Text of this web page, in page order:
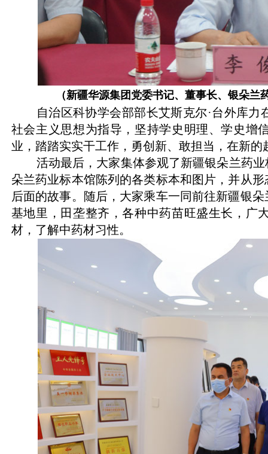
（新疆华源集团党委书记、董事长、银朵
自治区科协学会部部长艾斯克尔·台外库力
社会主义思想为指导，坚持学史明理、学史增
业，踏踏实实干工作，勇创新、敢担当，在新
活动最后，大家集体参观了新疆银朵兰药
朵兰药业标本馆陈列的各类标本和图片，并从
后面的故事。随后，大家乘车一同前往新疆银
基地里，田垄整齐，各种中药苗旺盛生长，广
材，了解中药材习性。